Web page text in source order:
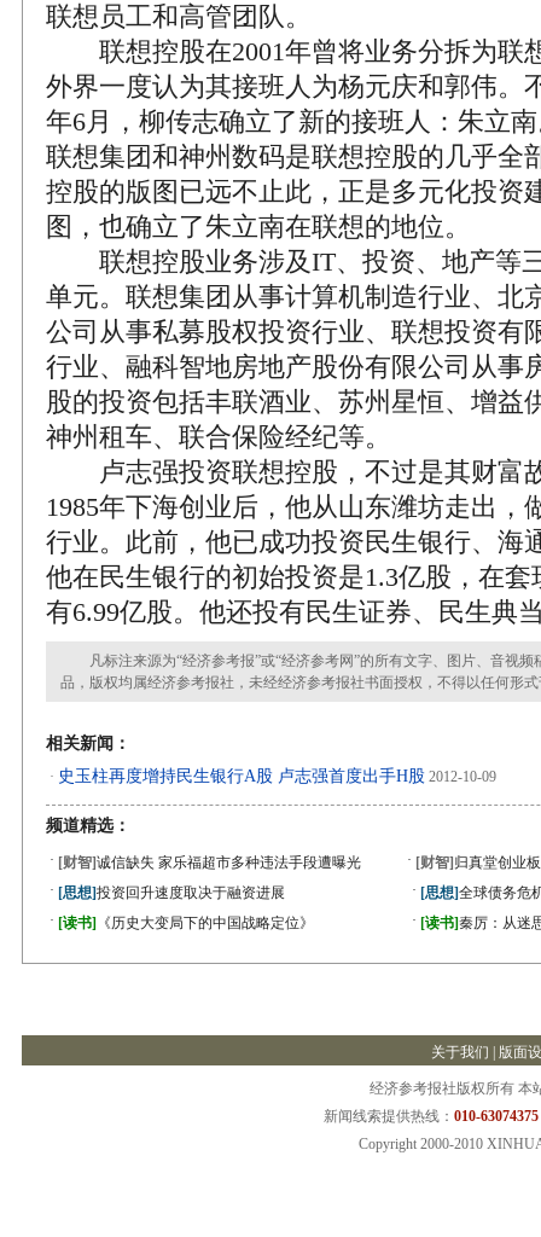
联想员工和高管团队。
联想控股在2001年曾将业务分拆为联
外界一度认为其接班人为杨元庆和郭伟。
年6月，柳传志确立了新的接班人：朱立
联想集团和神州数码是联想控股的几乎全
控股的版图已远不止此，正是多元化投资
图，也确立了朱立南在联想的地位。
联想控股业务涉及IT、投资、地产等
单元。联想集团从事计算机制造行业、北
公司从事私募股权投资行业、联想投资有
行业、融科智地房地产股份有限公司从事
股的投资包括丰联酒业、苏州星恒、增益
神州租车、联合保险经纪等。
卢志强投资联想控股，不过是其财富
1985年下海创业后，他从山东潍坊走出，
行业。此前，他已成功投资民生银行、海
他在民生银行的初始投资是1.3亿股，在
有6.99亿股。他还投有民生证券、民生典
凡标注来源为“经济参考报”或“经济参考网”的所有文字、图片、音视频
品，版权均属经济参考报社，未经经济参考报社书面授权，不得以任何形
相关新闻：
· 史玉柱再度增持民生银行A股 卢志强首度出手H股 2012-10-09
频道精选：
· [财智]诚信缺失 家乐福超市多种违法手段遭曝光 · [财智] 归真堂创业
· [思想]投资回升速度取决于融资进展 · [思想]全球债务危
· [读书] 《历史大变局下的中国战略定位》 · [读书]秦厉：从迷
关于我们 版面
经济参考报社版权所有 本
新闻线索提供热线： 010-
Copyright 2000-2010